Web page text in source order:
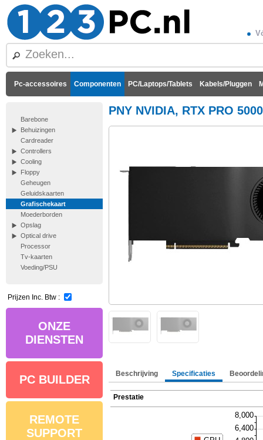
Pc-accessoires Componenten PC/Laptops/Tablets Kabels/Pluggen
Barebone
Behuizingen
Cardreader
Controllers
Cooling
Floppy
Geheugen
Geluidskaarten
Grafischekaart
Moederborden
Opslag
Optical drive
Processor
Tv-kaarten
Voeding/PSU
Prijzen Inc. Btw :
ONZE
DIENSTEN
PC BUILDER
REMOTE
SUPPORT
PNY NVIDIA, RTX PRO
Beschrijving Specificaties
Prestatie